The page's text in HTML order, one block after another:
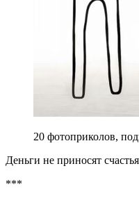
20 фотоприколов,
Деньги не приносят
***